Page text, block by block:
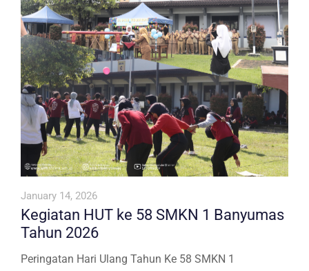
January 14, 2026
Kegiatan HUT ke 58 SMKN 1 Banyumas
Tahun 2026
Peringatan Hari Ulang Tahun Ke 58 SMKN 1